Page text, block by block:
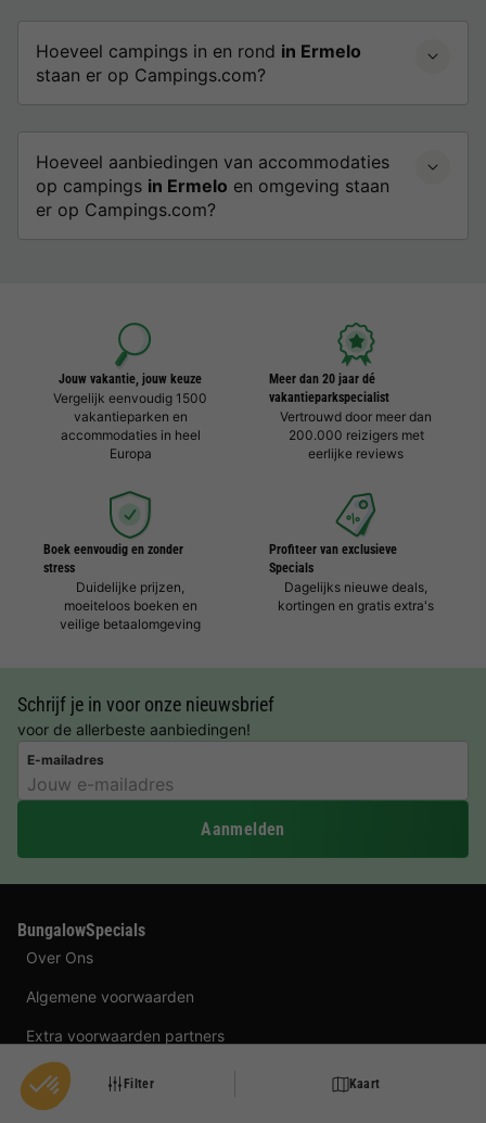
Filter Kaart
Hoeveel campings in en rond in Ermelo
staan er op Campings.com?
Hoeveel aanbiedingen van accommodaties
op campings in Ermelo en omgeving staan
er op Campings.com?
Jouw vakantie, jouw keuze
Vergelijk eenvoudig 1500
vakantieparken en
accommodaties in heel
Europa
Meer dan 20 jaar dé
vakantieparkspecialist
Vertrouwd door meer dan
200.000 reizigers met
eerlijke reviews
Boek eenvoudig en zonder
stress
Duidelijke prijzen,
moeiteloos boeken en
veilige betaalomgeving
Profiteer van exclusieve
Specials
Dagelijks nieuwe deals,
kortingen en gratis extra's
Schrijf je in voor onze nieuwsbrief
voor de allerbeste aanbiedingen!
E-mailadres
Aanmelden
BungalowSpecials
Over Ons
Algemene voorwaarden
Extra voorwaarden partners
Bedrijfsgegevens
Privacy Statement